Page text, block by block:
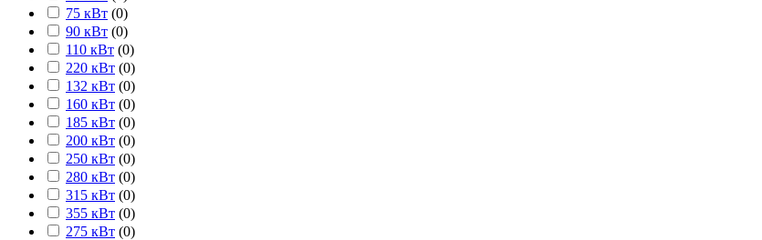
75 кВт (0)
90 кВт (0)
110 кВт (0)
220 кВт (0)
132 кВт (0)
160 кВт (0)
185 кВт (0)
200 кВт (0)
250 кВт (0)
280 кВт (0)
315 кВт (0)
355 кВт (0)
275 кВт (0)